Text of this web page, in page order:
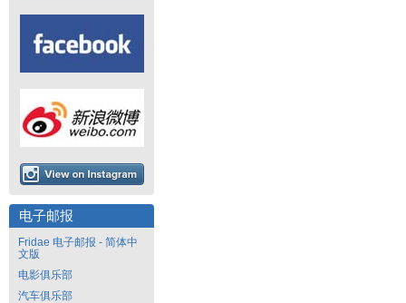
电子邮报
Fridae 电子邮报 - 简体中
文版
电影俱乐部
汽车俱乐部